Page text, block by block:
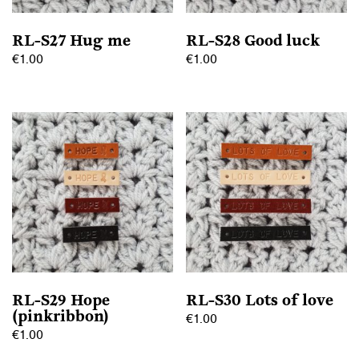
de
productpagina
de
productpagina
RL-S27 Hug me
€1.00
heeft
meerdere
variaties.
Deze
optie
kan
gekozen
worden
de
productpagina
RL-S28 Good luck
€1.00
heeft
meerdere
variaties.
Deze
optie
kan
gekozen
worden
de
productpagina
RL-S29 Hope
(pinkribbon)
€1.00
RL-S30 Lots of love
€1.00